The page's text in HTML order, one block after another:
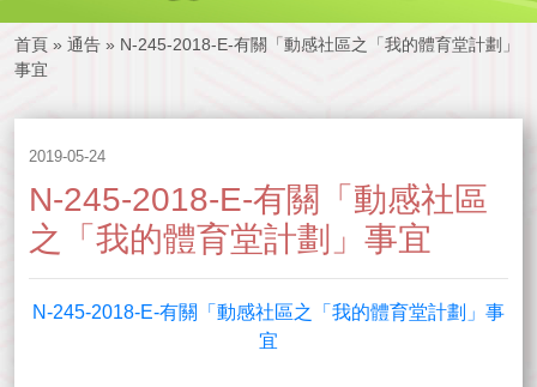
首頁 » 通告 » N-245-2018-E-有關「動感社區之「我的體育堂計劃」
事宜
2019-05-24
N-245-2018-E-有關「動感社區
之「我的體育堂計劃」事宜
N-245-2018-E-有關「動感社區之「我的體育堂計劃」事
宜